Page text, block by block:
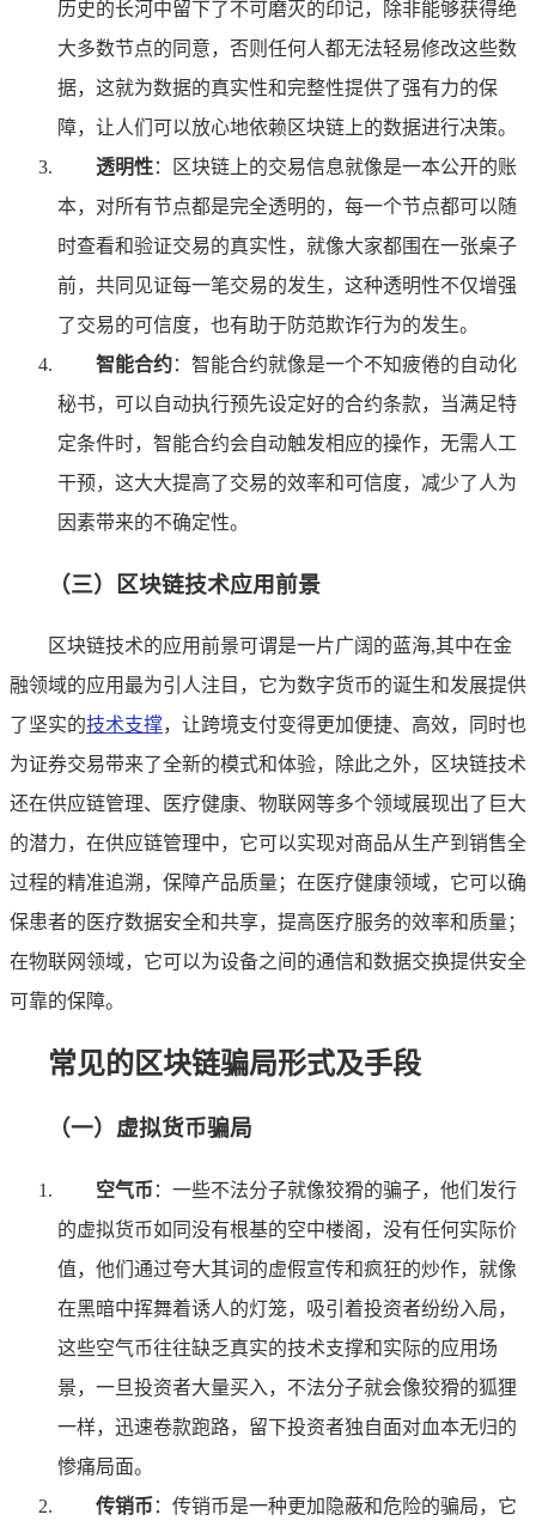
历史的长河中留下了不可磨灭的印记，除非能够获得绝
大多数节点的同意，否则任何人都无法轻易修改这些数
据，这就为数据的真实性和完整性提供了强有力的保
障，让人们可以放心地依赖区块链上的数据进行决策。
透明性：区块链上的交易信息就像是一本公开的账
本，对所有节点都是完全透明的，每一个节点都可以随
时查看和验证交易的真实性，就像大家都围在一张桌子
前，共同见证每一笔交易的发生，这种透明性不仅增强
了交易的可信度，也有助于防范欺诈行为的发生。
智能合约：智能合约就像是一个不知疲倦的自动化
秘书，可以自动执行预先设定好的合约条款，当满足特
定条件时，智能合约会自动触发相应的操作，无需人工
干预，这大大提高了交易的效率和可信度，减少了人为
因素带来的不确定性。
（三）区块链技术应用前景
区块链技术的应用前景可谓是一片广阔的蓝海,其中在金
融领域的应用最为引人注目，它为数字货币的诞生和发展提供
了坚实的技术支撑，让跨境支付变得更加便捷、高效，同时也
为证券交易带来了全新的模式和体验，除此之外，区块链技术
还在供应链管理、医疗健康、物联网等多个领域展现出了巨大
的潜力，在供应链管理中，它可以实现对商品从生产到销售全
过程的精准追溯，保障产品质量；在医疗健康领域，它可以确
保患者的医疗数据安全和共享，提高医疗服务的效率和质量；
在物联网领域，它可以为设备之间的通信和数据交换提供安全
可靠的保障。
常见的区块链骗局形式及手段
（一）虚拟货币骗局
空气币 ：一些不法分子就像狡猾的骗子，他们发行
的虚拟货币如同没有根基的空中楼阁，没有任何实际价
值，他们通过夸大其词的虚假宣传和疯狂的炒作，就像
在黑暗中挥舞着诱人的灯笼，吸引着投资者纷纷入局，
这些空气币往往缺乏真实的技术支撑和实际的应用场
景，一旦投资者大量买入，不法分子就会像狡猾的狐狸
一样，迅速卷款跑路，留下投资者独自面对血本无归的
惨痛局面。
传销币 ：传销币是一种更加隐蔽和危险的骗局，它